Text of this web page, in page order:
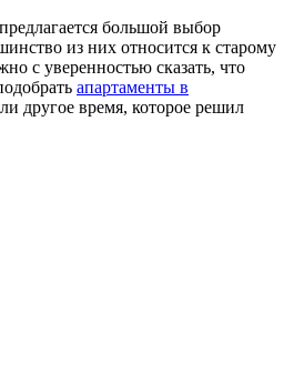
большой выбор
из них относится к старому
с уверенностью сказать, что
апартаменты в
другое время, которое решил